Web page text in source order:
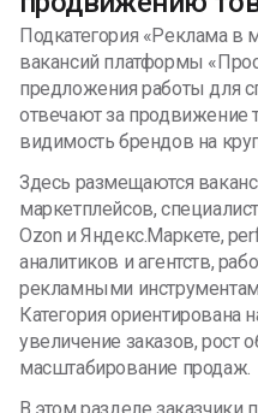
Подкатегория «Реклама в
вакансий платформы
предложения работы для
отвечают за продвижение
видимость брендов на
Здесь размещаются
маркетплейсов,
Ozon и Яндекс.Маркете,
аналитиков и агентств,
рекламными
Категория ориентирована
увеличение заказов, рост
масштабирование продаж.